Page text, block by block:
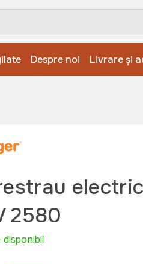
Despre noi Livrare și
2580
disponibil